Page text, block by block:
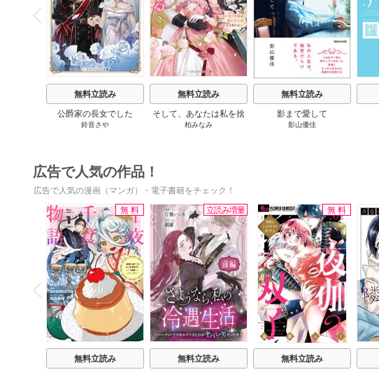
P
r
e
v
i
u
無料立読み
公爵家の長女でした
鈴音さや
無料立読み
そして、あなたは私を捨
てる
柏みなみ
無料立読み
影まで愛して
影山優佳
広告で人気の作品！
広告で人気の漫画（マンガ）・電子書籍をチェック！
P
r
e
v
i
o
u
s
無料
無料立読み
立読み増量
無料立読み
無料
無料立読み